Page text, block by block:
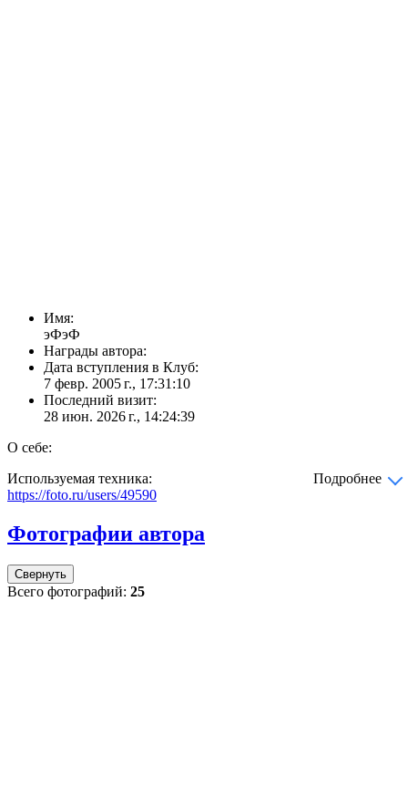
Имя:
эФэФ
Награды автора:
Дата вступления в Клуб:
7 февр. 2005 г., 17:31:10
Последний визит:
28 июн. 2026 г., 14:24:39
О себе:
Используемая техника:
Подробнее
https://foto.ru/users/49590
Фотографии автора
Свернуть
Всего фотографий: 25